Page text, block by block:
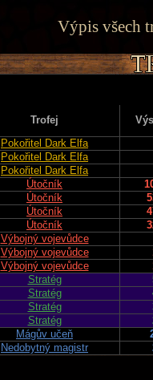
Výpis všech
Trofej
Pokořitel Dark Elfa
Pokořitel Dark Elfa
Pokořitel Dark Elfa
Útočník
Útočník
Útočník
Útočník
Výbojný vojevůdce
Výbojný vojevůdce
Výbojný vojevůdce
Stratég
Stratég
Stratég
Stratég
Mágův učeň
Nedobytný magistr